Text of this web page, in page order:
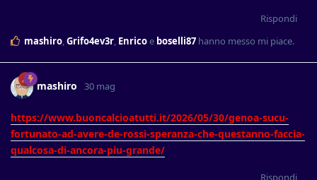
Rispondi
mashiro Grifo4ev3r Enricoe boselli87 hanno messo mi piace.
mashiro 30 mag
https://www.buoncalcioatutti.it/2026/05/30/genoa-sucu-
fortunato-ad-avere-de-rossi-speranza-che-questanno-faccia-
qualcosa-di-ancora-piu-grande/
Rispondi